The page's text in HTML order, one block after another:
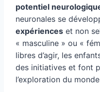
potentiel
neuronales se
expériences et non
« masculine » ou «
libres d’agir, les
des initiatives et font
l’exploration du